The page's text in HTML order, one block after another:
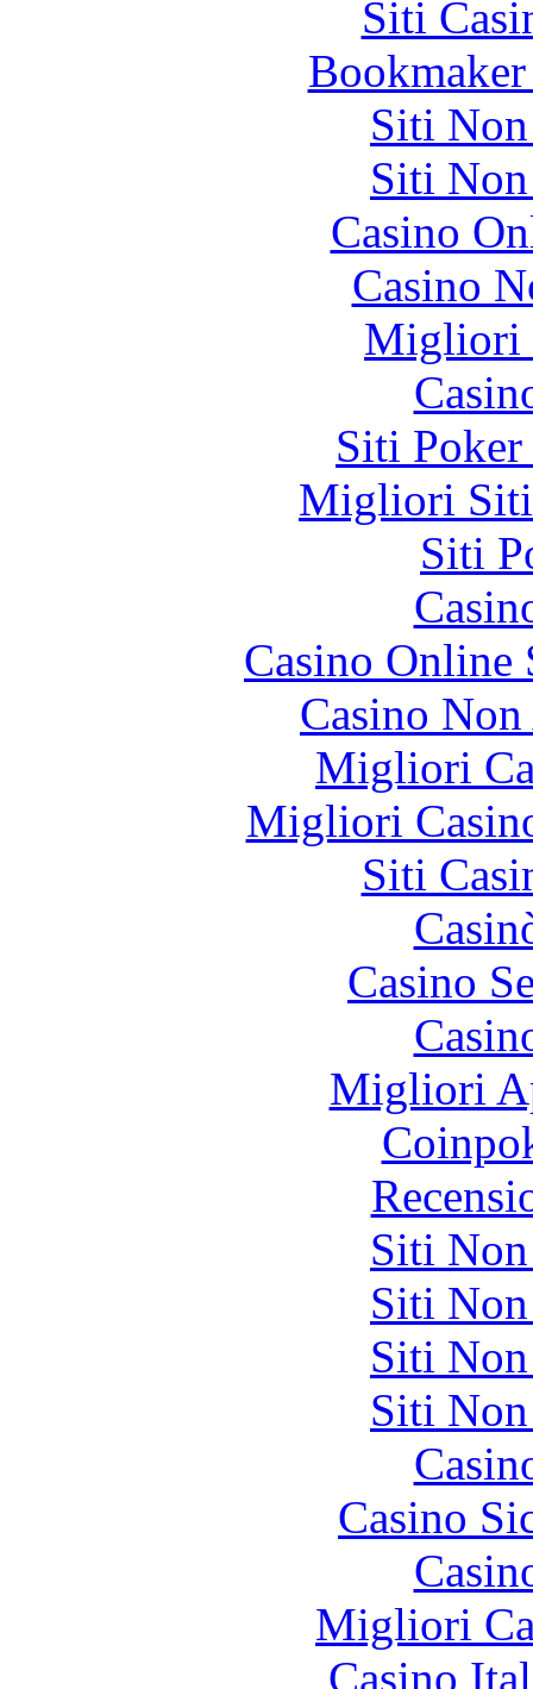
Siti
Siti
Siti
Casino
Casino
Migliori
Siti
Migliori Siti
Siti
Casino
Casino
Migliori
Migliori
Siti
Casino
Migliori
Siti
Siti
Siti
Siti
Casino
Migliori
Casino